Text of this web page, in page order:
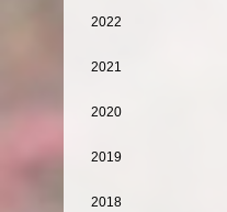
2022
2021
2020
2019
2018